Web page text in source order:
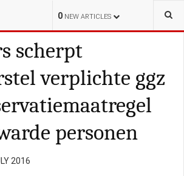
0 NEW ARTICLES
POLITIE
scherpt
verplichte ggz
personen
2016